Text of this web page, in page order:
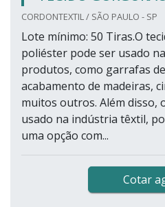
CORDONTEXTIL / SÃO PAULO - SP
Lote mínimo: 50 Tiras.O
poliéster pode ser usado
produtos, como garrafas
acabamento de madeiras,
muitos outros. Além disso,
usado na indústria têxtil,
uma opção com...
Cotar